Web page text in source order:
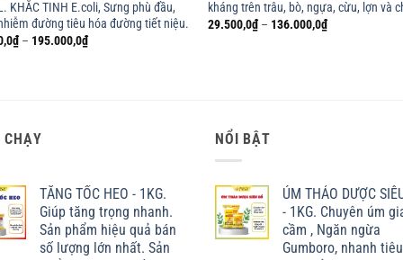
KHẮC TINH E.coli, Sưng phù đầu,
đường tiêu hóa đường tiết niệu.
₫ – 195.000,0₫Khoảng
giá:
kháng trên trâu, bò, ngựa, cừu, lợn và
29.500,0₫ – 136.000,0₫Khoảng
giá:
CHẠY
TĂNG TỐC HEO - 1KG.
Giúp tăng trọng nhanh.
Sản phẩm hiệu quả bán
số lượng lớn nhất. Sản
NỔI BẬT
ÚM THẢO DƯỢC
- 1KG. Chuyên úm
cầm , Ngăn ngừa
Gumboro, nhanh tiêu